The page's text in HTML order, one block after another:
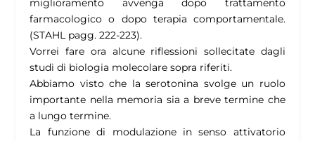
miglioramento avvenga dopo trattamento
farmacologico o dopo terapia comportamentale.
(STAHL pagg. 222-223).
Vorrei fare ora alcune riflessioni sollecitate dagli
studi di biologia molecolare sopra riferiti.
Abbiamo visto che la serotonina svolge un ruolo
importante nella memoria sia a breve termine che
a lungo termine.
La funzione di modulazione in senso attivatorio